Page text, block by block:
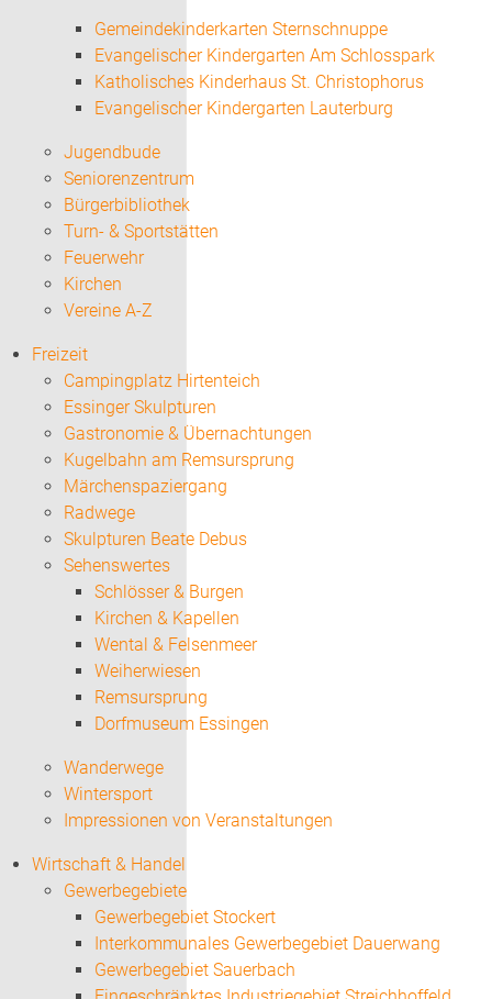
Gemeindekinderkarten Sternschnuppe
Evangelischer Kindergarten Am Schlosspark
Katholisches Kinderhaus St. Christophorus
Evangelischer Kindergarten Lauterburg
Jugendbude
Seniorenzentrum
Bürgerbibliothek
Turn- & Sportstätten
Feuerwehr
Kirchen
Vereine A-Z
Freizeit
Campingplatz Hirtenteich
Essinger Skulpturen
Gastronomie & Übernachtungen
Kugelbahn am Remsursprung
Märchenspaziergang
Radwege
Skulpturen Beate Debus
Sehenswertes
Schlösser & Burgen
Kirchen & Kapellen
Wental & Felsenmeer
Weiherwiesen
Remsursprung
Dorfmuseum Essingen
Wanderwege
Wintersport
Impressionen von Veranstaltungen
Wirtschaft & Handel
Gewerbegebiete
Gewerbegebiet Stockert
Interkommunales Gewerbegebiet Dauerwang
Gewerbegebiet Sauerbach